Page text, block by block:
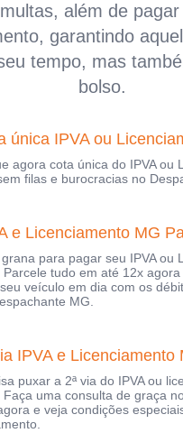
além de pagar
garantindo
tempo, mas
bolso.
única IPVA ou
agora cota única do IPVA ou
filas e burocracias no
e Licenciamento MG
para pagar seu IPVA ou
Parcele tudo em até 12x
veículo em dia com os
MG.
IPVA e Licenciamento
puxar a 2ª via do IPVA ou
Faça uma consulta de graça
e veja condições